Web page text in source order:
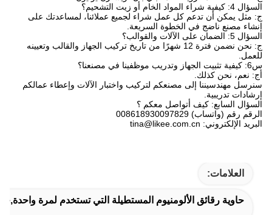
السؤال 4: كيفية شراء المواد الخام أو زيت التشحيم؟
ج: مثل يمكن أن تدعم كل عمل شراء لجميع عملائنا، لمساعدتك على
إنشاء مصنع ناضج في الخطوة السريعة.
السؤال 5: الضمان على الآلات والقوالب؟
ج: نحن نضمن فترة 12 شهرًا من تاريخ تركيب الجهاز والقالب وتعيينه
للعمل.
س6: كيفية تثبيت الجهاز وتدريب موظفينا في مصنعنا؟
أج: نعم، نحن كذلك.
سنرسل مهندسيننا إلى مصنعكم لتركيب واختبار الآلات وإعطاء عمالكم
إرشادات تدريبية.
السؤال السابع: كيف أتواصل معكم ؟
الرقم رقم (واتساب) 008618930097829
البريد الإلكتروني: tina@likee.com.cn
العلامات:
حاوية رقائق الألومنيوم المستطيلة التي تستخدم لمرة